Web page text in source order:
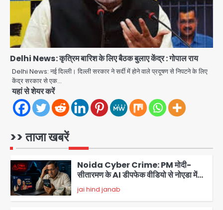
Delhi News: कृत्रिम बारिश के लिए बैठक बुलाए केंद्र : गोपाल राय
Delhi News: नई दिल्ली। दिल्ली सरकार ने सर्दी में होने वाले प्रदूषण से निपटने के लिए
केंद्र सरकार से एक…
यहां से शेयर करें
>> ताजा खबरें
4
Kerala YouTuber: केरलम में विवादित
बयान देने वाला यूट्यूबर टीजी मोहनदास
गिरफ्तार, डिजिटल डिवाइस जब्त; जंतर-मंतर
प्रदर्शनकारियों पर की थी आपत्तिजनक टिप्पणी
jai hind janab
5
Greater Noida Crime: पुलिस वालों ने
GST कंसल्टेंट को एनकाउंटर की धमकी देकर
वसूले ₹29 लाख, मामले में FIR दर्ज
1
Greater Noida: बाइक सवार को बचाते
2
Noida Cyber Crime: PM मोदी-
सीतारमण के AI डीपफेक वीडियो से नोएडा में
बुजुर्ग से 70 लाख की ठगी
jai hind janab